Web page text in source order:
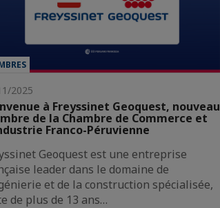
2025
à Freyssinet Geoquest, nouveau
de la Chambre de Commerce et
Franco-Péruvienne
Geoquest est une entreprise
leader dans le domaine de
et de la construction spécialisée,
de plus de 13 ans…